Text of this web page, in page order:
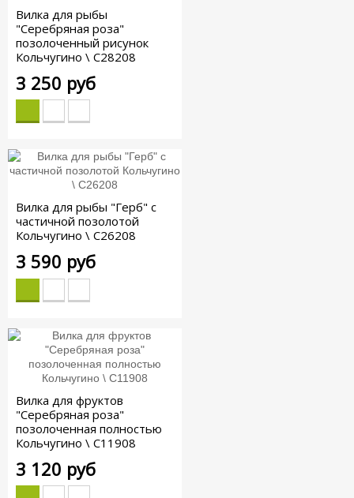
Вилка для рыбы
"Серебряная роза"
позолоченный рисунок
Кольчугино \ С28208
3 250 руб
Вилка для рыбы "Герб" с
частичной позолотой
Кольчугино \ С26208
3 590 руб
Вилка для фруктов
"Серебряная роза"
позолоченная полностью
Кольчугино \ С11908
3 120 руб